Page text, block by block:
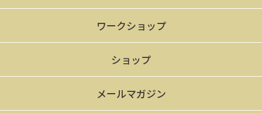
ワークショップ
ショップ
メールマガジン